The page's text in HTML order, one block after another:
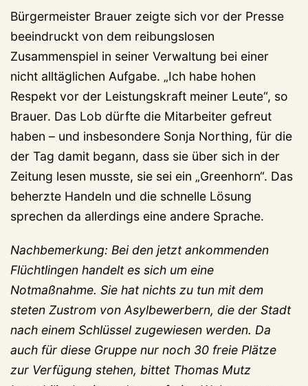
Bürgermeister Brauer zeigte sich vor der Presse
beeindruckt von dem reibungslosen
Zusammenspiel in seiner Verwaltung bei einer
nicht alltäglichen Aufgabe. „Ich habe hohen
Respekt vor der Leistungskraft meiner Leute“, so
Brauer. Das Lob dürfte die Mitarbeiter gefreut
haben – und insbesondere Sonja Northing, für die
der Tag damit begann, dass sie über sich in der
Zeitung lesen musste, sie sei ein „Greenhorn“. Das
beherzte Handeln und die schnelle Lösung
sprechen da allerdings eine andere Sprache.
Nachbemerkung: Bei den jetzt ankommenden
Flüchtlingen handelt es sich um eine
Notmaßnahme. Sie hat nichts zu tun mit dem
steten Zustrom von Asylbewerbern, die der Stadt
nach einem Schlüssel zugewiesen werden. Da
auch für diese Gruppe nur noch 30 freie Plätze
zur Verfügung stehen, bittet Thomas Mutz